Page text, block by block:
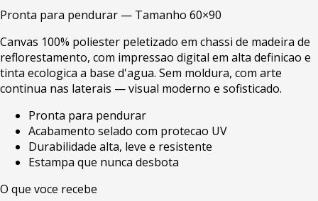
Pronta para pendurar — Tamanho 60×90
Canvas 100% poliester peletizado em chassi de madeira de
reflorestamento, com impressao digital em alta definicao e
tinta ecologica a base d'agua. Sem moldura, com arte
continua nas laterais — visual moderno e sofisticado.
Pronta para pendurar
Acabamento selado com protecao UV
Durabilidade alta, leve e resistente
Estampa que nunca desbota
O que voce recebe